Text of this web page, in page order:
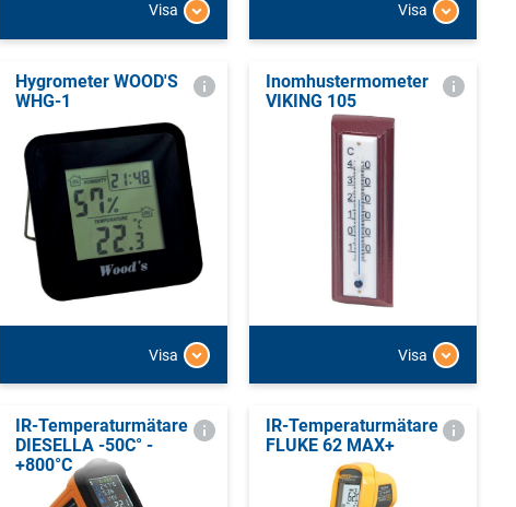
Visa Visa
Hygrometer WOOD'S
WHG-1
Visa
Inomhustermometer
VIKING 105
Visa
IR-Temperaturmätare
DIESELLA -50C° -
+800°C
IR-Temperaturmätare
FLUKE 62 MAX+